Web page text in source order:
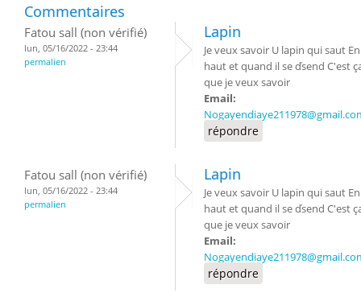
Commentaires
Fatou sall (non vérifié)
lun, 05/16/2022 - 23:44
permalien
Lapin
Je veux savoir U lapin qui saut En
haut et quand il se ďsend C'est
que je veux savoir
Email:
répondre
Fatou sall (non vérifié)
lun, 05/16/2022 - 23:44
permalien
Lapin
Je veux savoir U lapin qui saut En
haut et quand il se ďsend C'est
que je veux savoir
Email:
répondre